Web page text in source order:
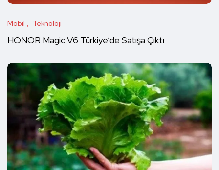
Mobil Teknoloji
HONOR Magic V6 Türkiye’de Satışa Çıktı